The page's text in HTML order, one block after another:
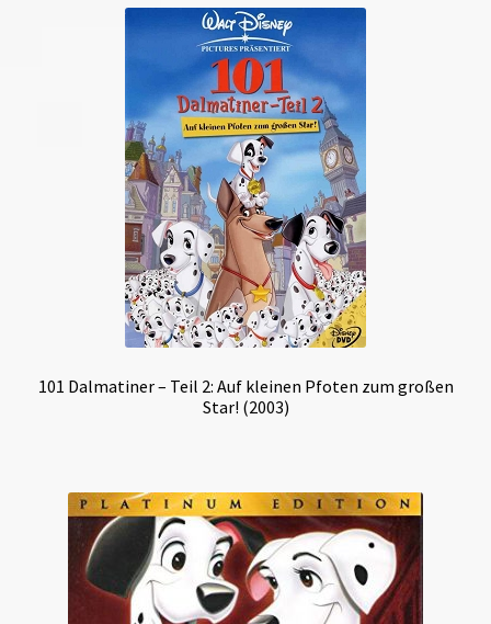
101 Dalmatiner – Teil 2: Auf kleinen Pfoten zum großen
Star! (2003)